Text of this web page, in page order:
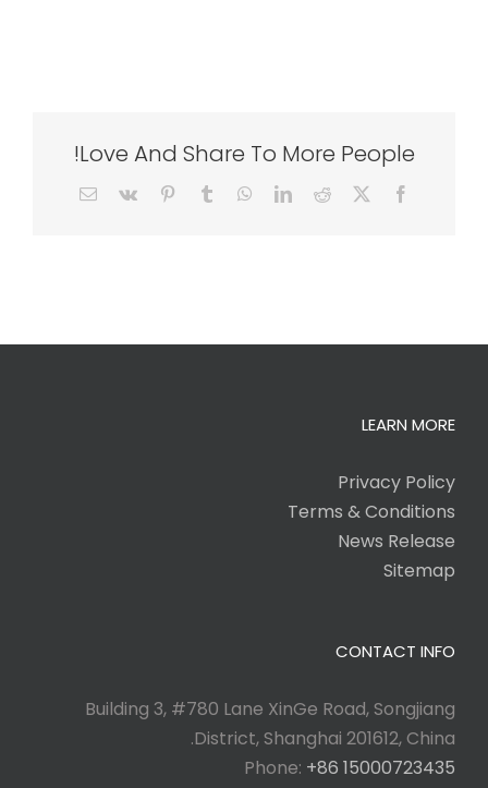
Love And Share To More People!
Facebook
X
Reddit
LinkedIn
WhatsApp
Tumblr
Pinterest
Vk
Email
LEARN MORE
Privacy Policy
Terms & Conditions
News Release
Sitemap
CONTACT INFO
Building 3, #780 Lane XinGe Road, Songjiang
District, Shanghai 201612, China.
Phone: +86 15000723435